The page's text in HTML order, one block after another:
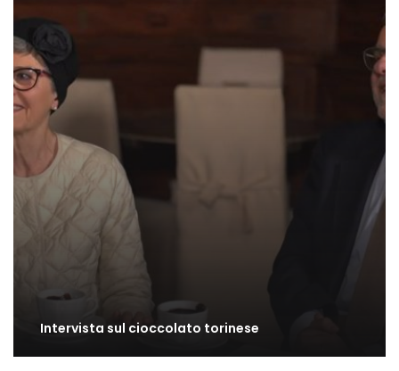
Intervista sul cioccolato torinese